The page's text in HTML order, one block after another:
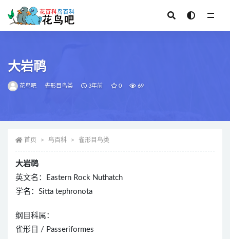
大岩䴓
花鸟吧 雀形目鸟类 3年前 0 69
首页 鸟百科 雀形目鸟类
大岩䴓
英文名：Eastern Rock Nuthatch
学名：Sitta tephronota
纲目科属：
雀形目 / Passeriformes